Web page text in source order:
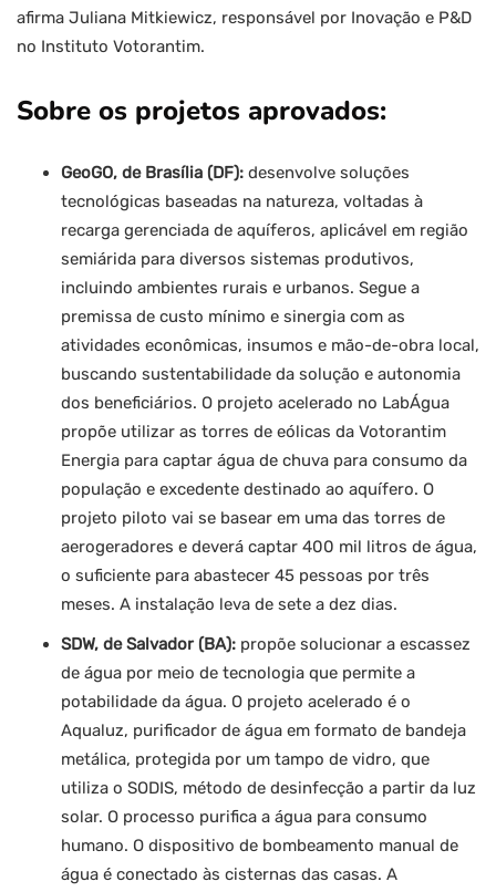
afirma Juliana Mitkiewicz, responsável por Inovação e P&D
no Instituto Votorantim.
Sobre os projetos aprovados:
GeoGO, de Brasília (DF): desenvolve soluções
tecnológicas baseadas na natureza, voltadas à
recarga gerenciada de aquíferos, aplicável em região
semiárida para diversos sistemas produtivos,
incluindo ambientes rurais e urbanos. Segue a
premissa de custo mínimo e sinergia com as
atividades econômicas, insumos e mão-de-obra local,
buscando sustentabilidade da solução e autonomia
dos beneficiários. O projeto acelerado no LabÁgua
propõe utilizar as torres de eólicas da Votorantim
Energia para captar água de chuva para consumo da
população e excedente destinado ao aquífero. O
projeto piloto vai se basear em uma das torres de
aerogeradores e deverá captar 400 mil litros de água,
o suficiente para abastecer 45 pessoas por três
meses. A instalação leva de sete a dez dias.
SDW, de Salvador (BA): propõe solucionar a escassez
de água por meio de tecnologia que permite a
potabilidade da água. O projeto acelerado é o
Aqualuz, purificador de água em formato de bandeja
metálica, protegida por um tampo de vidro, que
utiliza o SODIS, método de desinfecção a partir da luz
solar. O processo purifica a água para consumo
humano. O dispositivo de bombeamento manual de
água é conectado às cisternas das casas. A